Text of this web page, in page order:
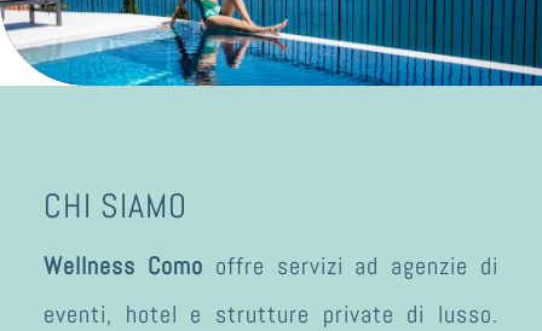
CHI SIAMO
Wellness Como offre servizi ad agenzie di
eventi, hotel e strutture private di lusso.